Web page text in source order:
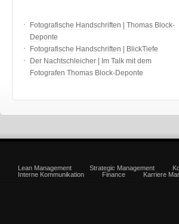
Fotografische Handschriften | Thomas Block-
Deponte
Fotografische Handschriften | BlickTiefe
Der Nachtschleicher | Im Talk mit dem
Fotografen Thomas Block-Deponte
Lean Management Strategic Management
Interne Kommunikation
Finance Karriere